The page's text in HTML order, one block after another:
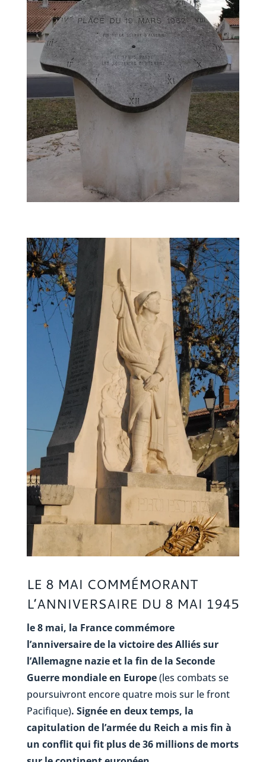
LE 8 MAI COMMÉMORANT
L’ANNIVERSAIRE DU 8 MAI 1945
le 8 mai, la France commémore
l’anniversaire de la victoire des Alliés sur
l’Allemagne nazie et la fin de la Seconde
Guerre mondiale en Europe(les combats se
poursuivront encore quatre mois sur le front
Pacifique). Signée en deux temps, la
capitulation de l’armée du Reich a mis fin à
un conflit qui fit plus de 36 millions de morts